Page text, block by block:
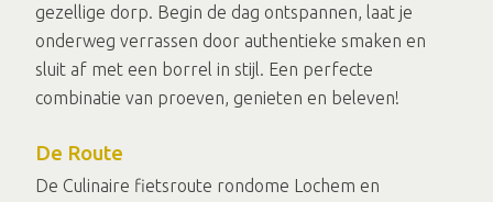
gezellige dorp. Begin de dag ontspannen, laat je
onderweg verrassen door authentieke smaken en
sluit af met een borrel in stijl. Een perfecte
combinatie van proeven, genieten en beleven!
De Route
De Culinaire fietsroute rondome Lochem en